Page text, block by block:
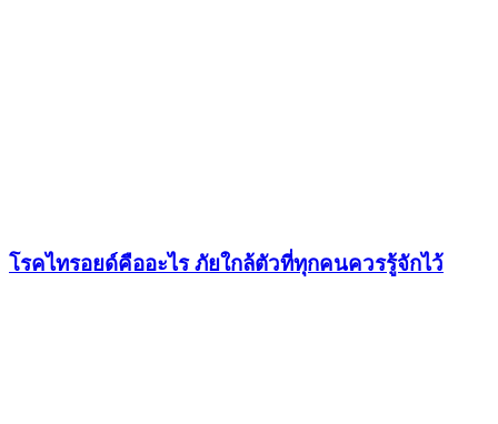
โรคไทรอยด์คืออะไร ภัยใกล้ตัวที่ทุกคนควรรู้จักไว้